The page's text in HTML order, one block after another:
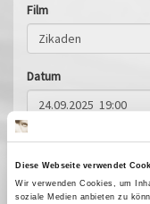
Diese Webseite verwendet
Wir verwenden Cookies, um
soziale Medien anbieten zu
Film
Datum
Anzahl*